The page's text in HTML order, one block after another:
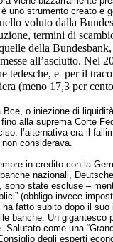
uno strumento creato
voluto dalla
termini di
della
all’asciutto. Nel
tedesche, e per il
(meno 17,3 per
o iniezione di
alla suprema Corte
l’alternativa era il
considerava.
in credito con la
nazionali,
sono state escluse –
(obbligo invece
fatto subito dopo il
banche. Un
come una
degli esperti